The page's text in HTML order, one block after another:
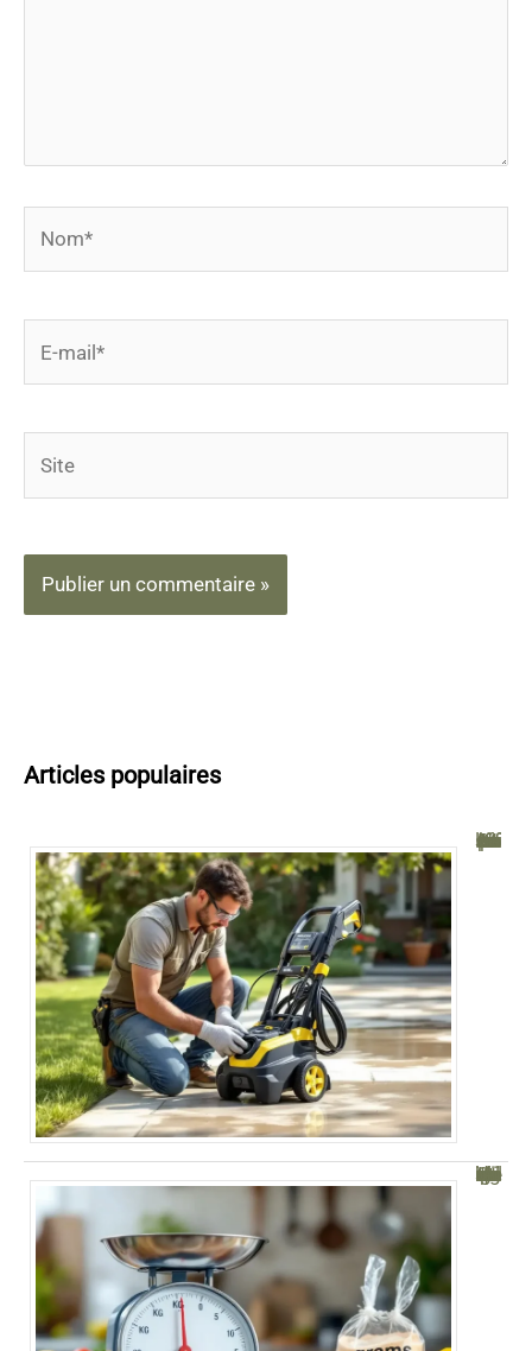
mail*
Articles populaires
Mon Karcher tourne mais ne monte pas en pression : Solutions efficaces
Kilogramme tableau de conversion gramme : Guide pratique et utile